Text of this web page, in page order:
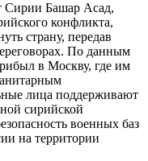
Сирии Башар Асад,
конфликта,
страну, передав
По данным
в Москву, где им
лица поддерживают
сирийской
военных баз
на территории